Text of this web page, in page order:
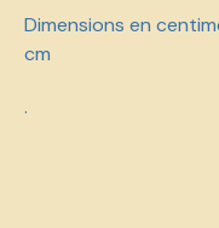
Dimensions en
cm
.